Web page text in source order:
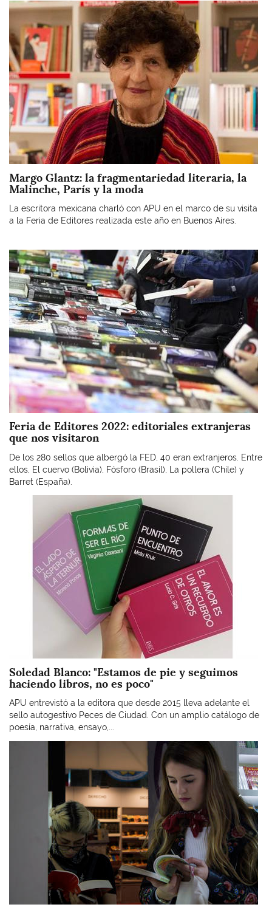
Imagen
Margo Glantz: la fragmentariedad literaria, la
Malinche, París y la moda
La escritora mexicana charló con APU en el marco de su visita
a la Feria de Editores realizada este año en Buenos Aires.
Imagen
Feria de Editores 2022: editoriales extranjeras
que nos visitaron
De los 280 sellos que albergó la FED, 40 eran extranjeros. Entre
ellos, El cuervo (Bolivia), Fósforo (Brasil), La pollera (Chile) y
Barret (España).
Soledad Blanco: "Estamos de pie y seguimos
haciendo libros, no es poco"
APU entrevistó a la editora que desde 2015 lleva adelante el
sello autogestivo Peces de Ciudad. Con un amplio catálogo de
poesía, narrativa, ensayo,...